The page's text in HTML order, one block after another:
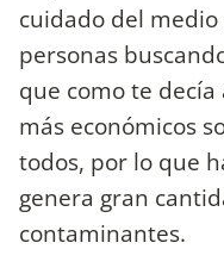
cuidado del
personas
que como te
más económicos
todos, por lo que
genera gran
contaminantes.